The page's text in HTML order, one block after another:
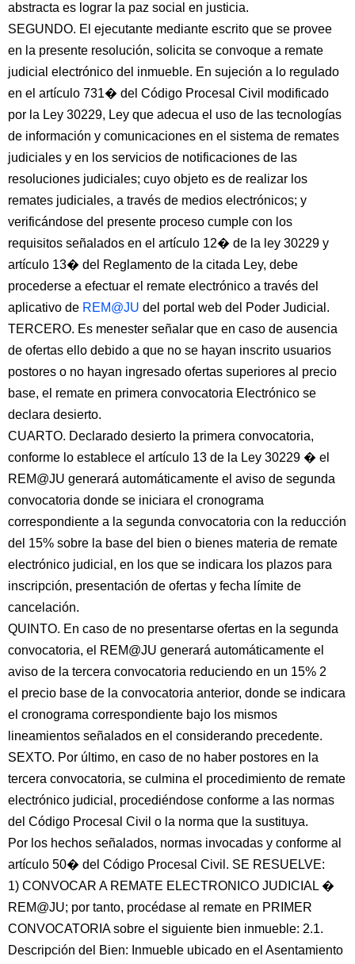
abstracta es lograr la paz social en justicia.
SEGUNDO. El ejecutante mediante escrito que se provee
en la presente resolución, solicita se convoque a remate
judicial electrónico del inmueble. En sujeción a lo regulado
en el artículo 731� del Código Procesal Civil modificado
por la Ley 30229, Ley que adecua el uso de las tecnologías
de información y comunicaciones en el sistema de remates
judiciales y en los servicios de notificaciones de las
resoluciones judiciales; cuyo objeto es de realizar los
remates judiciales, a través de medios electrónicos; y
verificándose del presente proceso cumple con los
requisitos señalados en el artículo 12� de la ley 30229 y
artículo 13� del Reglamento de la citada Ley, debe
procederse a efectuar el remate electrónico a través del
aplicativo de REM@JU del portal web del Poder Judicial.
TERCERO. Es menester señalar que en caso de ausencia
de ofertas ello debido a que no se hayan inscrito usuarios
postores o no hayan ingresado ofertas superiores al precio
base, el remate en primera convocatoria Electrónico se
declara desierto.
CUARTO. Declarado desierto la primera convocatoria,
conforme lo establece el artículo 13 de la Ley 30229 � el
REM@JU generará automáticamente el aviso de segunda
convocatoria donde se iniciara el cronograma
correspondiente a la segunda convocatoria con la reducción
del 15% sobre la base del bien o bienes materia de remate
electrónico judicial, en los que se indicara los plazos para
inscripción, presentación de ofertas y fecha límite de
cancelación.
QUINTO. En caso de no presentarse ofertas en la segunda
convocatoria, el REM@JU generará automáticamente el
aviso de la tercera convocatoria reduciendo en un 15% 2
el precio base de la convocatoria anterior, donde se indicara
el cronograma correspondiente bajo los mismos
lineamientos señalados en el considerando precedente.
SEXTO. Por último, en caso de no haber postores en la
tercera convocatoria, se culmina el procedimiento de remate
electrónico judicial, procediéndose conforme a las normas
del Código Procesal Civil o la norma que la sustituya.
Por los hechos señalados, normas invocadas y conforme al
artículo 50� del Código Procesal Civil. SE RESUELVE:
1) CONVOCAR A REMATE ELECTRONICO JUDICIAL �
REM@JU; por tanto, procédase al remate en PRIMER
CONVOCATORIA sobre el siguiente bien inmueble: 2.1.
Descripción del Bien: Inmueble ubicado en el Asentamiento